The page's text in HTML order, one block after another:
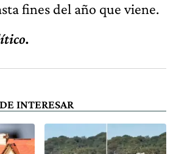
fines del año que viene.
INTERESAR